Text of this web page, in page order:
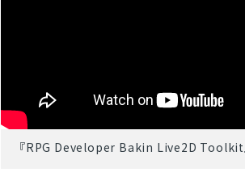
『RPG Developer Bakin Live2D Toolkit